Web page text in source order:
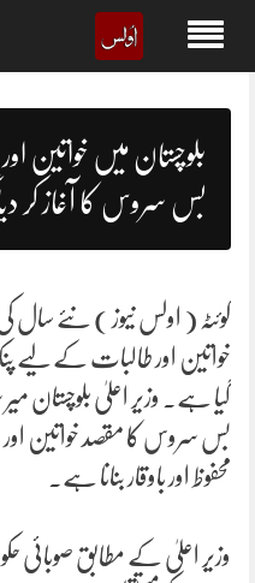
بلوچستان میں
بس سروس کا آغاز کر دیا
کوئٹہ ( اولس نیوز ) نئے سال
خواتین اور طالبات کے لیے
گیا ہے۔ وزیر اعلیٰ بلوچستان
بس سروس کا مقصد خواتین اور
محفوظ اور باوقار بنانا ہے۔
وزیر اعلیٰ کے مطابق